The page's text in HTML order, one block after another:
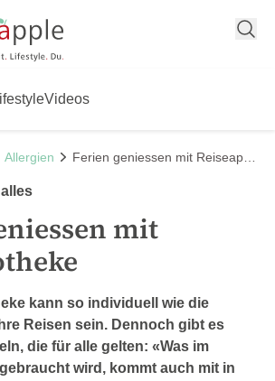
Videos
Allergien
mit
kann so individuell wie die
Reisen sein. Dennoch gibt es
die für alle gelten: «Was im
wird, kommt auch mit in